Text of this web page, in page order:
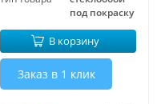
под покраску
В корзину
Заказ в 1 клик